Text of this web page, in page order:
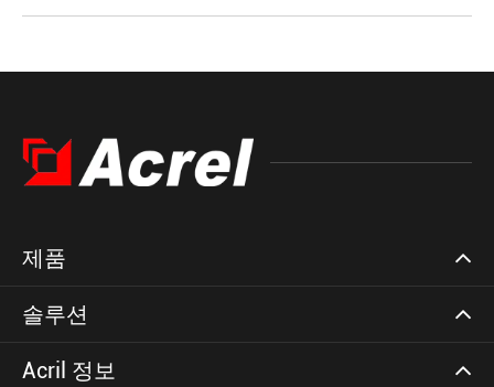
제품
솔루션
Acril 정보